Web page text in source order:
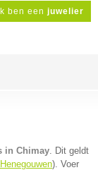
Ik ben een juwelier
in Chimay. Dit geldt
). Voer